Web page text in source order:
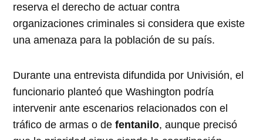
reserva el derecho de actuar contra
organizaciones criminales si considera que existe
una amenaza para la población de su país.
Durante una entrevista difundida por Univisión, el
funcionario planteó que Washington podría
intervenir ante escenarios relacionados con el
tráfico de armas o defentanilo, aunque precisó